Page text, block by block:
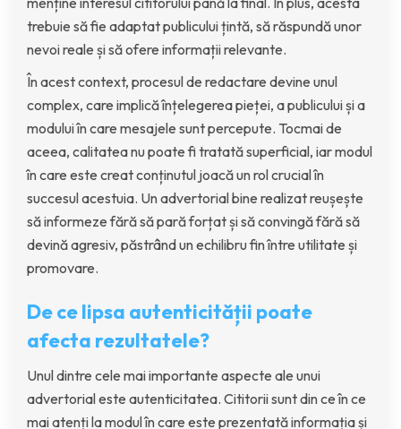
trebuie să fie adaptat publicului țintă, să răspundă unor
nevoi reale și să ofere informații relevante.
În acest context, procesul de redactare devine unul
complex, care implică înțelegerea pieței, a publicului și a
modului în care mesajele sunt percepute. Tocmai de
aceea, calitatea nu poate fi tratată superficial, iar modul
în care este creat conținutul joacă un rol crucial în
succesul acestuia. Un advertorial bine realizat reușește
să informeze fără să pară forțat și să convingă fără să
devină agresiv, păstrând un echilibru fin între utilitate și
promovare.
De ce lipsa autenticității poate
afecta rezultatele?
Unul dintre cele mai importante aspecte ale unui
advertorial este autenticitatea. Cititorii sunt din ce în ce
mai atenți la modul în care este prezentată informația și